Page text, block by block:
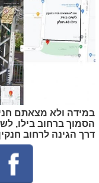
במידה ולא מצאתם
דרך הגינה לרחוב